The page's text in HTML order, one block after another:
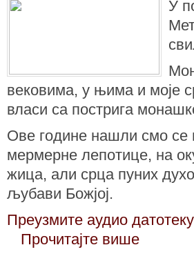
У
вековима, у њима и моје
власи са пострига
Ове године нашли смо се
мермерне лепотице, на
жица, али срца пуних
љубави Божјој.
Преузмите аудио датотеку
Прочитајте више